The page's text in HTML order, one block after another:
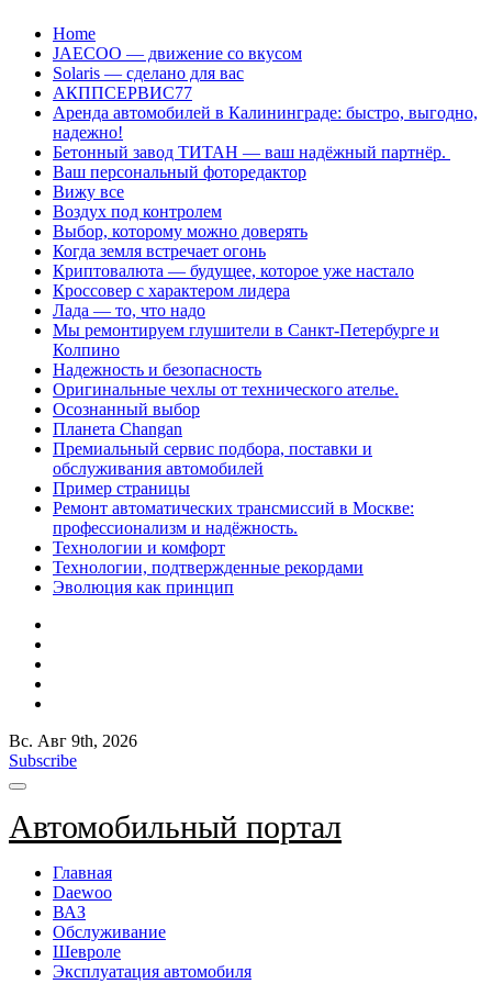
Перейти
содержанию
Home
JAECOO — движение со вкусом
Solaris — сделано для вас
АКППСЕРВИС77
Аренда автомобилей в Калининграде: быстро, выгодно,
надежно!
Бетонный завод ТИТАН — ваш надёжный партнёр.
Ваш персональный фоторедактор
Вижу все
Воздух под контролем
Выбор, которому можно доверять
Когда земля встречает огонь
Криптовалюта — будущее, которое уже настало
Кроссовер с характером лидера
Лада — то, что надо
Мы ремонтируем глушители в Санкт-Петербурге и
Колпино
Надежность и безопасность
Оригинальные чехлы от технического ателье.
Осознанный выбор
Планета Changan
Премиальный сервис подбора, поставки и
обслуживания автомобилей
Пример страницы
Ремонт автоматических трансмиссий в Москве:
профессионализм и надёжность.
Технологии и комфорт
Технологии, подтвержденные рекордами
Эволюция как принцип
Вс. Авг 9th, 2026
Subscribe
Автомобильный портал
Главная
Daewoo
ВАЗ
Обслуживание
Шевроле
Эксплуатация автомобиля